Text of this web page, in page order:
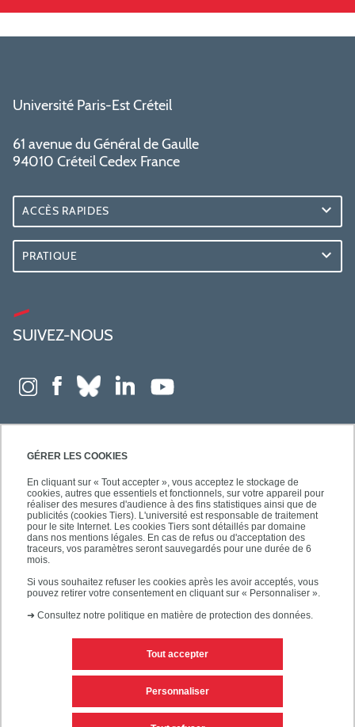
GÉRER LES COOKIES
En cliquant sur « Tout accepter », vous acceptez le stockage de
cookies, autres que essentiels et fonctionnels, sur votre appareil pour
réaliser des mesures d'audience à des fins statistiques ainsi que de
publicités (cookies Tiers). L'université est responsable de traitement
pour le site Internet. Les cookies Tiers sont détaillés par domaine
dans nos mentions légales. En cas de refus ou d'acceptation des
traceurs, vos paramètres seront sauvegardés pour une durée de 6
mois.
Si vous souhaitez refuser les cookies après les avoir acceptés, vous
pouvez retirer votre consentement en cliquant sur « Personnaliser ».
➜ Consultez notre politique en matière de protection des données.
Tout accepter
Personnaliser
Université Paris-Est Créteil
61 avenue du Général de Gaulle
94010 Créteil Cedex France
ACCÈS RAPIDES
PRATIQUE
SUIVEZ-NOUS
Mentions légales
Personnaliser les cookies Plan du site